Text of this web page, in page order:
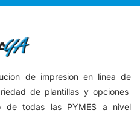
de impresion en linea de
de plantillas y opciones
de todas las PYMES a nivel